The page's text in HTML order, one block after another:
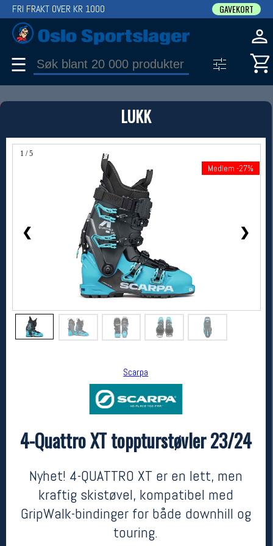
LUKK
1 / 5
❮ ❯
Medlem -27%
Scarpa
4-Quattro XT toppturstøvler 23/24
Nyhet! 4-QUATTRO XT er en lett, men
kraftig skistøvel, kompatibel med
GripWalk-bindinger for både downhill og
touring.
FRI FRAKT OVER KR 1000 GAVEKORT
☰
PRODUKT
Produkter (1)
Bruk filter til å spisse søket
Scarpa
4-Quattro XT toppturstøvler 23/24
10999,- MEDLEM:7999,-